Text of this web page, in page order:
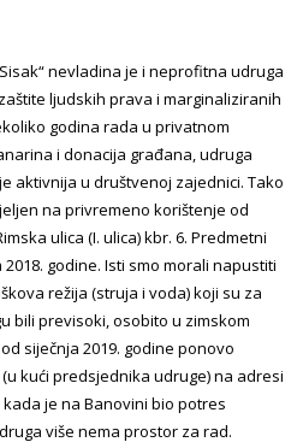
nevladina je i neprofitna udruga
ljudskih prava i marginaliziranih
godina rada u privatnom
i donacija građana, udruga
aktivnija u društvenoj zajednici. Tako
na privremeno korištenje od
ulica (I. ulica) kbr. 6. Predmetni
godine. Isti smo morali napustiti
režija (struja i voda) koji su za
bili previsoki, osobito u zimskom
siječnja 2019. godine ponovo
kući predsjednika udruge) na adresi
kada je na Banovini bio potres
više nema prostor za rad.